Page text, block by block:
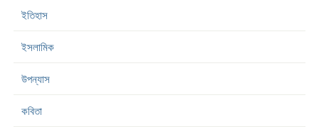
ইতিহাস
ইসলামিক
উপন্যাস
কবিতা